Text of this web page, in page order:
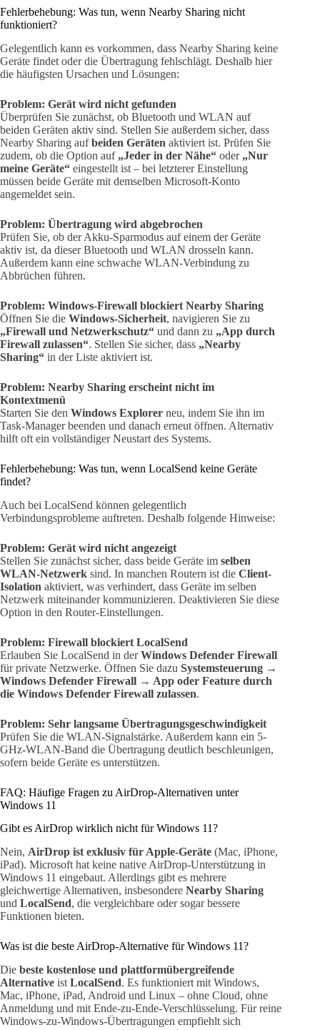
Fehlerbehebung: Was tun, wenn Nearby Sharing nicht
funktioniert?
Gelegentlich kann es vorkommen, dass Nearby Sharing keine
Geräte findet oder die Übertragung fehlschlägt. Deshalb hier
die häufigsten Ursachen und Lösungen:
Problem: Gerät wird nicht gefunden
Überprüfen Sie zunächst, ob Bluetooth und WLAN auf
beiden Geräten aktiv sind. Stellen Sie außerdem sicher, dass
Nearby Sharing aufbeiden Geräten aktiviert ist. Prüfen Sie
zudem, ob die Option auf „Jeder in der Nähe“ oder „Nur
meine Geräte“ eingestellt ist – bei letzterer Einstellung
müssen beide Geräte mit demselben Microsoft-Konto
angemeldet sein.
Problem: Übertragung wird abgebrochen
Prüfen Sie, ob der Akku-Sparmodus auf einem der Geräte
aktiv ist, da dieser Bluetooth und WLAN drosseln kann.
Außerdem kann eine schwache WLAN-Verbindung zu
Abbrüchen führen.
Problem: Windows-Firewall blockiert Nearby Sharing
Öffnen Sie die Windows-Sicherheit, navigieren Sie zu
„Firewall und Netzwerkschutz“ und dann zu „App durch
Firewall zulassen“. Stellen Sie sicher, dass „Nearby
Sharing“ in der Liste aktiviert ist.
Problem: Nearby Sharing erscheint nicht im
Kontextmenü
Starten Sie den Windows Explorer neu, indem Sie ihn im
Task-Manager beenden und danach erneut öffnen. Alternativ
hilft oft ein vollständiger Neustart des Systems.
Fehlerbehebung: Was tun, wenn LocalSend keine Geräte
findet?
Auch bei LocalSend können gelegentlich
Verbindungsprobleme auftreten. Deshalb folgende Hinweise:
Problem: Gerät wird nicht angezeigt
Stellen Sie zunächst sicher, dass beide Geräte im selben
WLAN-Netzwerk sind. In manchen Routern ist die Client-
Isolation aktiviert, was verhindert, dass Geräte im selben
Netzwerk miteinander kommunizieren. Deaktivieren Sie diese
Option in den Router-Einstellungen.
Problem: Firewall blockiert LocalSend
Erlauben Sie LocalSend in derWindows Defender Firewall
für private Netzwerke. Öffnen Sie dazu Systemsteuerung →
Windows Defender Firewall → App oder Feature durch
die Windows Defender Firewall zulassen.
Problem: Sehr langsame Übertragungsgeschwindigkeit
Prüfen Sie die WLAN-Signalstärke. Außerdem kann ein 5-
GHz-WLAN-Band die Übertragung deutlich beschleunigen,
sofern beide Geräte es unterstützen.
FAQ: Häufige Fragen zu AirDrop-Alternativen unter
Windows 11
Gibt es AirDrop wirklich nicht für Windows 11?
Nein, AirDrop ist exklusiv für Apple-Geräte (Mac, iPhone,
iPad). Microsoft hat keine native AirDrop-Unterstützung in
Windows 11 eingebaut. Allerdings gibt es mehrere
gleichwertige Alternativen, insbesondere Nearby Sharing
und LocalSend, die vergleichbare oder sogar bessere
Funktionen bieten.
Was ist die beste AirDrop-Alternative für Windows 11?
Die beste kostenlose und plattformübergreifende
Alternative ist LocalSend. Es funktioniert mit Windows,
Mac, iPhone, iPad, Android und Linux – ohne Cloud, ohne
Anmeldung und mit Ende-zu-Ende-Verschlüsselung. Für reine
Windows-zu-Windows-Übertragungen empfiehlt sich